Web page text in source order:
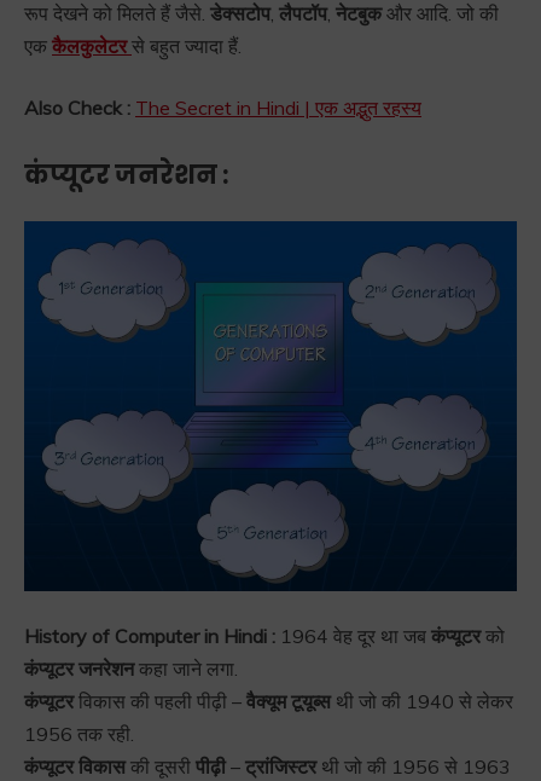
रूप देखने को मिलते हैं जैसे. डेक्सटोप, लैपटॉप, नेटबुकऔर आदि. जो की
एक कैलकुलेटर से बहुत ज्यादा हैं.
Also Check : The Secret in Hindi | एक अद्भुत रहस्य
कंप्यूटर जनरेशन :
History of Computer in Hindi : 1964 वेह दूर था जब कंप्यूटरको
कंप्यूटर जनरेशनकहा जाने लगा.
कंप्यूटरविकास की पहली पीढ़ी – वैक्यूम टूयूब्सथी जो की 1940 से लेकर
1956 तक रही.
कंप्यूटर विकासकी दूसरी पीढ़ी– ट्रांजिस्टरथी जो की 1956 से 1963